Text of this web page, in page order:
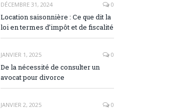
DÉCEMBRE 31, 2024 0
Location saisonnière : Ce que dit la
loi en termes d’impôt et de fiscalité
JANVIER 1, 2025 0
De la nécessité de consulter un
avocat pour divorce
JANVIER 2, 2025 0